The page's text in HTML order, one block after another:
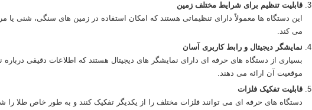
قابلیت تنظیم برای شرایط مختلف زمین
این دستگاه‌ ها معمولاً دارای تنظیماتی هستند که امکان استفاده در زمین‌ های سنگی، شنی یا
می‌ کند.
نمایشگر دیجیتال و رابط کاربری آسان
بسیاری از دستگاه‌ های حرفه‌ ای دارای نمایشگر های دیجیتال هستند که اطلاعات دقیقی درباره
موقعیت آن ارائه می‌ دهند.
قابلیت تفکیک فلزات
دستگاه‌ های حرفه‌ ای می‌ توانند فلزات مختلف را از یکدیگر تفکیک کنند و به طور خاص طلا را